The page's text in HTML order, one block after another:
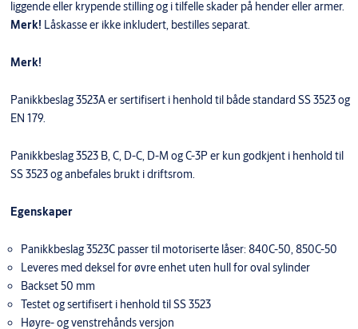
liggende eller krypende stilling og i tilfelle skader på hender eller armer.
Merk! Låskasse er ikke inkludert, bestilles separat.
Merk!
Panikkbeslag 3523A er sertifisert i henhold til både standard SS 3523 og
EN 179.
Panikkbeslag 3523 B, C, D-C, D-M og C-3P er kun godkjent i henhold til
SS 3523 og anbefales brukt i driftsrom.
Egenskaper
Panikkbeslag 3523C passer til motoriserte låser: 840C-50, 850C-50
Leveres med deksel for øvre enhet uten hull for oval sylinder
Backset 50 mm
Testet og sertifisert i henhold til SS 3523
Høyre- og venstrehånds versjon